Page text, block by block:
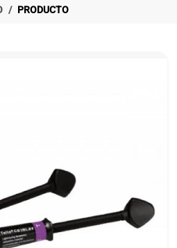
PRODUCTO